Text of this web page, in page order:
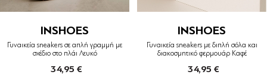
INSHOES
Γυναικεία sneakers σε απλή γραμμή με
σχέδιο στο πλάι Λευκό
34,95 €
INSHOES
Γυναικεία sneakers με διπλή σόλα και
διακοσμητικό φερμουάρ Καφέ
34,95 €